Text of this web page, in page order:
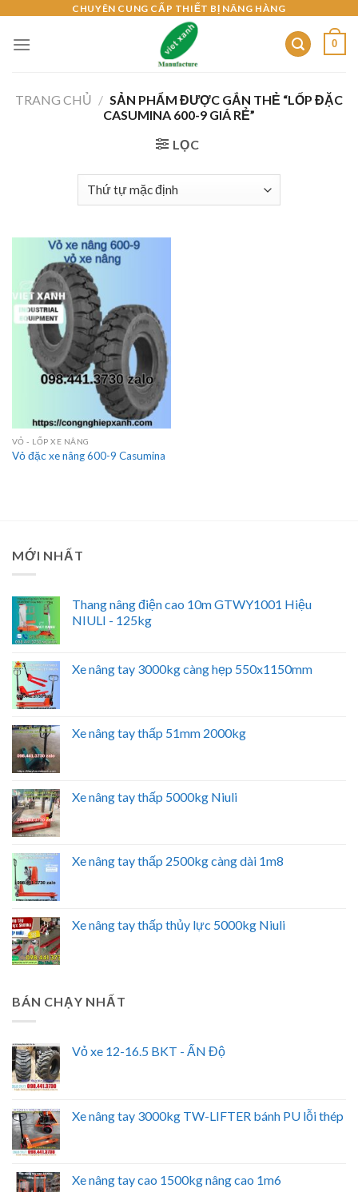
content
CHUYÊN CUNG CẤP THIẾT BỊ NÂNG HÀNG
0
TRANG CHỦ / SẢN PHẨM ĐƯỢC GẮN THẺ “LỐP ĐẶC
CASUMINA 600-9 GIÁ RẺ”
LỌC
VỎ - LỐP XE NÂNG
Vỏ đặc xe nâng 600-9 Casumina
MỚI NHẤT
Thang nâng điện cao 10m GTWY1001 Hiệu
NIULI - 125kg
Xe nâng tay 3000kg càng hẹp 550x1150mm
Xe nâng tay thấp 51mm 2000kg
Xe nâng tay thấp 5000kg Niuli
Xe nâng tay thấp 2500kg càng dài 1m8
Xe nâng tay thấp thủy lực 5000kg Niuli
BÁN CHẠY NHẤT
Vỏ xe 12-16.5 BKT - ẤN Độ
Xe nâng tay 3000kg TW-LIFTER bánh PU lỗi thép
Xe nâng tay cao 1500kg nâng cao 1m6